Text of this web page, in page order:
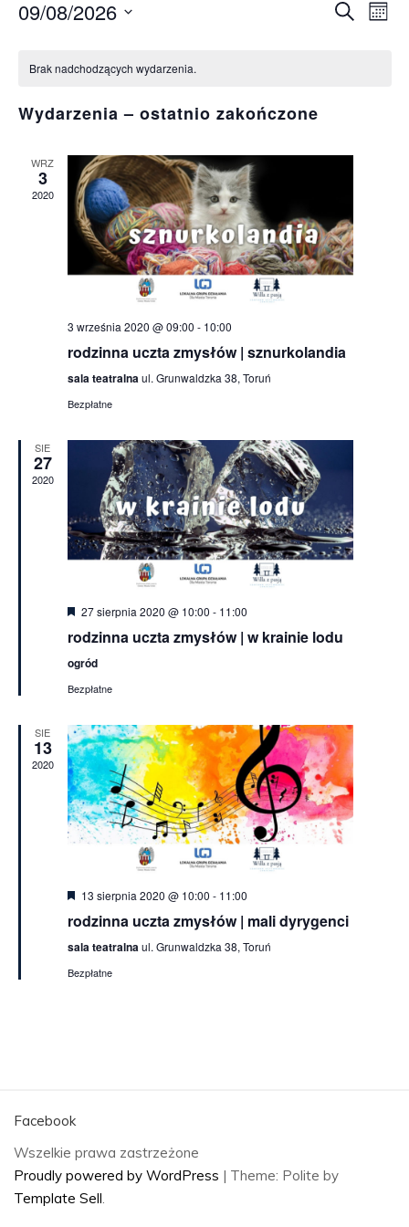
Szukaj
09/08/2026
Kalendarz
Wydarzenia
Brak nadchodzących wydarzenia.
Wydarzenia – ostatnio zakończone
WRZ
3
2020
3 września 2020 @ 09:00 - 10:00
rodzinna uczta zmysłów | sznurkolandia
sala teatralnaul. Grunwaldzka 38, Toruń
Bezpłatne
SIE
27
2020
Wyróżnione
27 sierpnia 2020 @ 10:00 - 11:00
rodzinna uczta zmysłów | w krainie lodu
ogród
Bezpłatne
SIE
13
2020
Wyróżnione
13 sierpnia 2020 @ 10:00 - 11:00
rodzinna uczta zmysłów | mali dyrygenci
sala teatralnaul. Grunwaldzka 38, Toruń
Bezpłatne
Facebook
Wszelkie prawa zastrzeżone
Proudly powered by WordPress | Theme: Polite by
Template Sell.